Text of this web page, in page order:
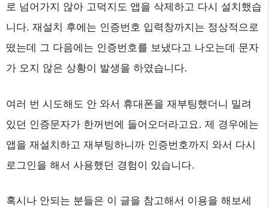
로 넘어가지 않아 고덕지도 앱을 삭제하고 다시 설치했습
니다. 재설치 후에는 인증번호 입력창까지는 정상적으로
떴는데 그 다음에는 인증번호를 보냈다고 나오는데 문자
가 오지 않은 상황이 발생을 하였습니다.
여러 번 시도해도 안 와서 휴대폰을 재부팅했더니 밀려
있던 인증문자가 한꺼번에 들어오더라고요. 제 경우에는
앱을 재설치하고 재부팅하니까 인증번호까지 와서 다시
로그인을 해서 사용했던 경험이 있습니다.
혹시나 안되는 분들은 이 글을 참고해서 이용을 해보세